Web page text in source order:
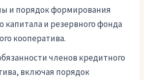
и порядок формирования
капитала и резервного фонда
кооператива.
членов кредитного
включая порядок